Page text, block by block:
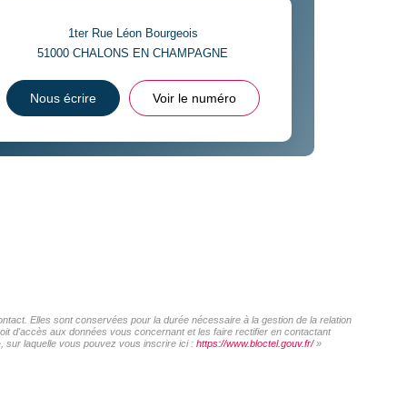
1ter Rue Léon Bourgeois
51000CHALONS EN CHAMPAGNE
Nous écrire Voir le numéro
Elles sont conservées pour la durée nécessaire à la gestion de la relation
d'accès aux données vous concernant et les faire rectifier en contactant
sur laquelle vous pouvez vous inscrire ici : https://www.bloctel.gouv.fr/»